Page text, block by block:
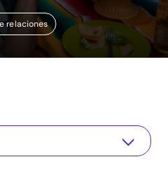
relaciones
Regalos Personales
Día de San Valentín
para el cuidado del amor
Ideas para San Valentín
(FAQ)